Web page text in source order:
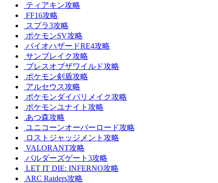
ティアキン攻略
FF16攻略
スプラ3攻略
ポケモンSV攻略
バイオハザードRE4攻略
サンブレイク攻略
ブレスオブザワイルド攻略
ポケモン剣盾攻略
アルセウス攻略
ポケモンダイパリメイク攻略
ポケモンユナイト攻略
あつ森攻略
ユニコーンオーバーロード攻略
ロストジャッジメント攻略
VALORANT攻略
バルダーズゲート3攻略
LET IT DIE: INFERNO攻略
ARC Raiders攻略